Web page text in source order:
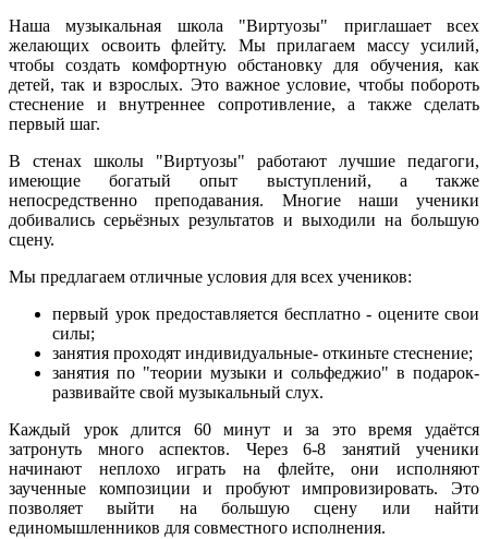
Наша музыкальная школа "Виртуозы" приглашает всех
желающих освоить флейту. Мы прилагаем массу усилий,
чтобы создать комфортную обстановку для обучения, как
детей, так и взрослых. Это важное условие, чтобы побороть
стеснение и внутреннее сопротивление, а также сделать
первый шаг.
В стенах школы "Виртуозы" работают лучшие педагоги,
имеющие богатый опыт выступлений, а также
непосредственно преподавания. Многие наши ученики
добивались серьёзных результатов и выходили на большую
сцену.
Мы предлагаем отличные условия для всех учеников:
первый урок предоставляется бесплатно - оцените свои
силы;
занятия проходят индивидуальные- откиньте стеснение;
занятия по "теории музыки и сольфеджио" в подарок-
развивайте свой музыкальный слух.
Каждый урок длится 60 минут и за это время удаётся
затронуть много аспектов. Через 6-8 занятий ученики
начинают неплохо играть на флейте, они исполняют
заученные композиции и пробуют импровизировать. Это
позволяет выйти на большую сцену или найти
единомышленников для совместного исполнения.